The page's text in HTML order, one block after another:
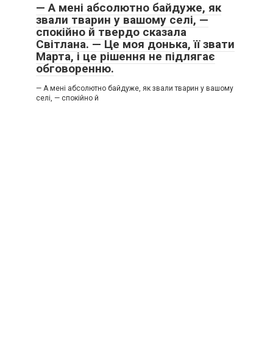
— А мені абсолютно байдуже, як
звали тварин у вашому селі, —
спокійно й твердо сказала
Світлана. — Це моя донька, її звати
Марта, і це рішення не підлягає
обговоренню.
— А мені абсолютно байдуже, як звали тварин у вашому
селі, — спокійно й